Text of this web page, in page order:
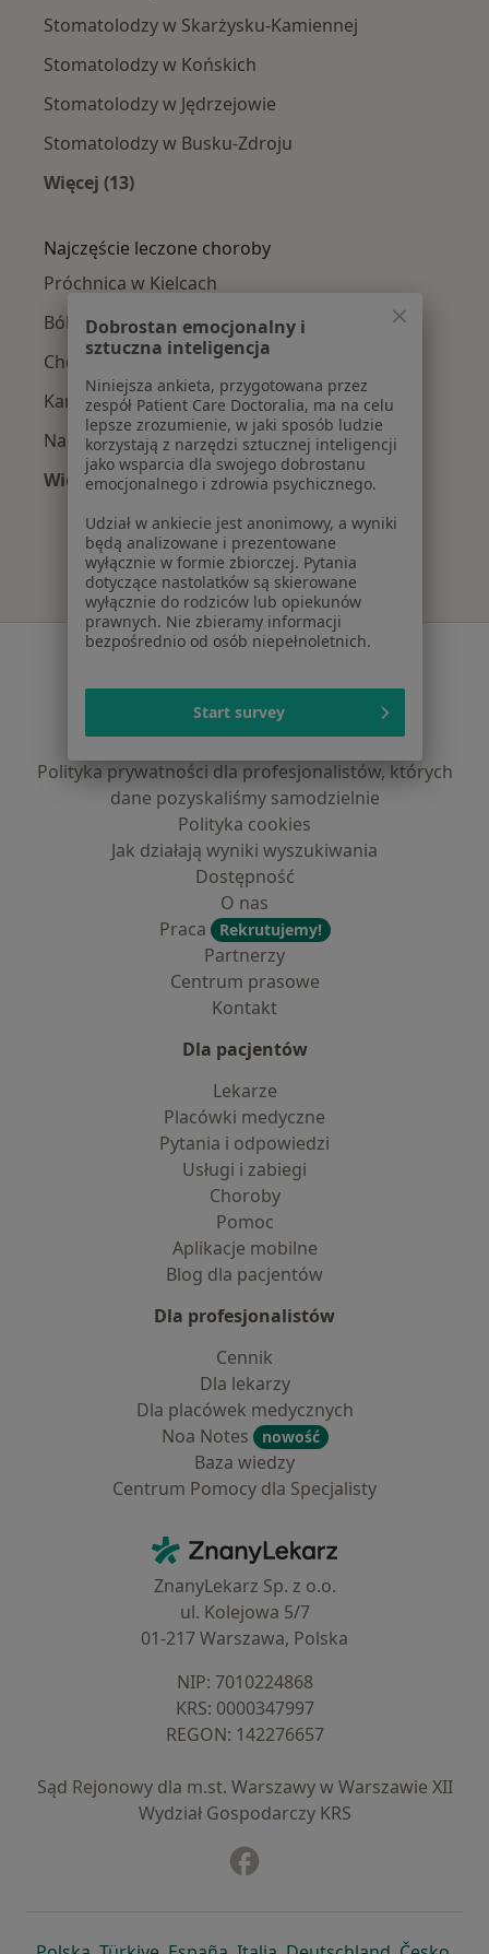
Stomatolodzy w Skarżysku-Kamiennej
Stomatolodzy w Końskich
Stomatolodzy w Jędrzejowie
Stomatolodzy w Busku-Zdroju
Więcej (13)
Najczęście leczone choroby
Próchnica w Kielcach
Ból zęba w Kielcach
Choroby dziąseł w Kielcach
Kamień nazębny w Kielcach
Nadwrażliwość zębów w Kielcach
Więcej (15)
Serwis
Regulamin
Polityka prywatności pacjentów
Polityka prywatności dla profesjonalistów, których
dane pozyskaliśmy samodzielnie
Polityka cookies
Jak działają wyniki wyszukiwania
Dostępność
O nas
Praca
Rekrutujemy!
Partnerzy
Centrum prasowe
Kontakt
Dla pacjentów
Lekarze
Placówki medyczne
Pytania i odpowiedzi
Usługi i zabiegi
Choroby
Pomoc
Aplikacje mobilne
Blog dla pacjentów
Dla profesjonalistów
Cennik
Dla lekarzy
Dla placówek medycznych
Noa Notes
nowość
Baza wiedzy
Centrum Pomocy dla Specjalisty
ZnanyLekarz - Strona główna
ZnanyLekarz Sp. z o.o.
ul. Kolejowa 5/7
01-217 Warszawa, Polska
NIP: ⁠7010224868
KRS: ⁠0000347997
REGON: ⁠142276657
Sąd Rejonowy dla m.st. Warszawy w Warszawie XII
Wydział Gospodarczy KRS
Dobrostan emocjonalny i
sztuczna inteligencja
Niniejsza ankieta, przygotowana przez
zespół Patient Care Doctoralia, ma na celu
lepsze zrozumienie, w jaki sposób ludzie
korzystają z narzędzi sztucznej inteligencji
jako wsparcia dla swojego dobrostanu
emocjonalnego i zdrowia psychicznego.
Udział w ankiecie jest anonimowy, a wyniki
będą analizowane i prezentowane
wyłącznie w formie zbiorczej. Pytania
dotyczące nastolatków są skierowane
wyłącznie do rodziców lub opiekunów
prawnych. Nie zbieramy informacji
bezpośrednio od osób niepełnoletnich.
Start survey